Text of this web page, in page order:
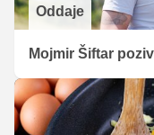
Oddaje
Mojmir Šiftar